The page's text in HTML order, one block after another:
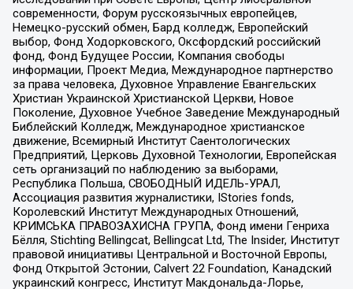
современности, Форум русскоязычных европейцев,
Немецко-русский обмен, Бард колледж, Европейский
выбор, Фонд Ходорковского, Оксфордский российский
фонд, Фонд Будущее России, Компания свободы
информации, Проект Медиа, Международное партнерство
за права человека, Духовное Управление Евангельских
Христиан Украинской Христианской Церкви, Новое
Поколение, Духовное Учебное Заведение Международный
Библейский Колледж, Международное христианское
движение, Всемирный Институт Саентологических
Предприятий, Церковь Духовной Технологии, Европейская
сеть организаций по наблюдению за выборами,
Республика Польша, СВОБОДНЫЙ ИДЕЛЬ-УРАЛ,
Ассоциация развития журналистики, IStories fonds,
Королевский Институт Международных Отношений,
КРИМСЬКА ПРАВОЗАХИСНА ГРУПА, Фонд имени Генриха
Бёлля, Stichting Bellingcat, Bellingcat Ltd, The Insider, Институт
правовой инициативы Центральной и Восточной Европы,
Фонд Открытой Эстонии, Calvert 22 Foundation, Канадский
украинский конгресс, Институт Макдональда-Лорье,